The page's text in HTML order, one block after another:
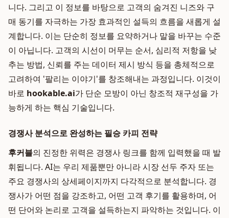
니다. 그리고 이 정보를 바탕으로 고객의 숨겨진 니즈와 구
매 동기를 자극하는 가장 효과적인 설득의 흐름을 새롭게 설
계합니다. 이는 단순히 정보를 요약하거나 말을 바꾸는 수준
이 아닙니다. 고객의 시선이 머무는 순서, 심리적 저항을 낮
추는 방법, 신뢰를 주는 데이터 제시 방식 등을 총체적으로
고려하여 '팔리는 이야기'를 창조해내는 과정입니다. 이것이
바로 hookable.ai가 단순 모방이 아닌 창조적 재구성을 가
능하게 하는 핵심 기술입니다.
경쟁사 분석으로 완성하는 필승 카피 전략
후커블의 진정한 위력은 경쟁사 링크를 함께 입력했을 때 발
휘됩니다. AI는 우리 제품뿐만 아니라 시장 선두 주자 또는
주요 경쟁사의 상세페이지까지 다각적으로 분석합니다. 경
쟁사가 어떤 점을 강조하고, 어떤 고객 후기를 활용하며, 어
떤 단어와 논리로 고객을 설득하는지 파악하는 것입니다. 이